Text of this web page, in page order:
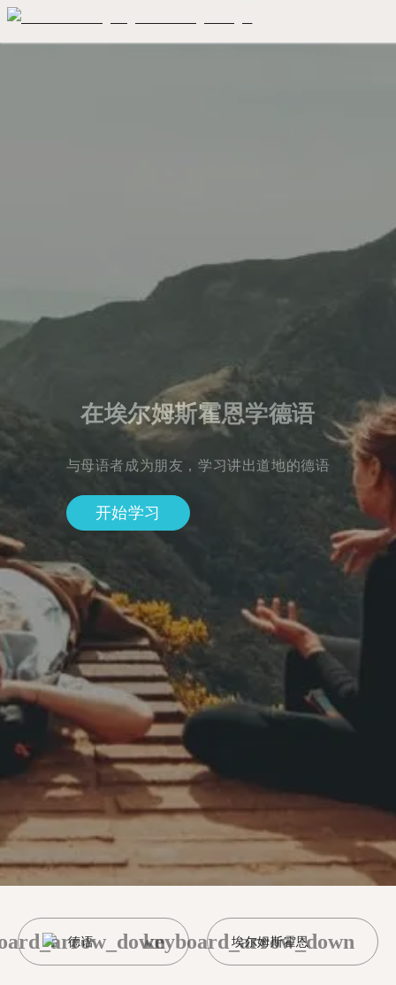
在埃尔姆斯霍恩学德语
与母语者成为朋友，学习讲出道地的德语
开始学习
德语 埃尔姆斯霍恩
keyboard_arrow_down